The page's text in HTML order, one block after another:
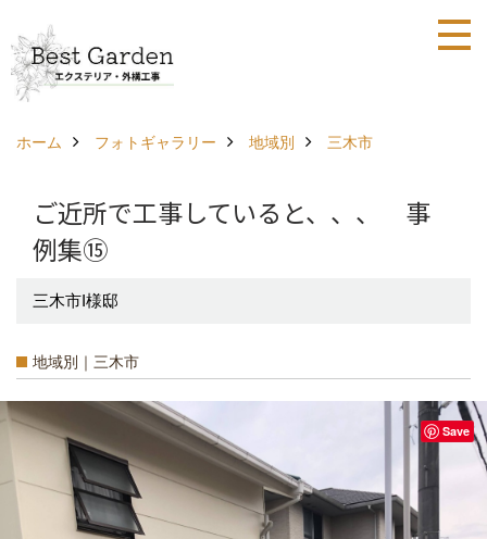
ホーム フォトギャラリー 地域別 三木市
ご近所で工事していると、、、 事
例集⑮
三木市I様邸
地域別｜三木市
Save